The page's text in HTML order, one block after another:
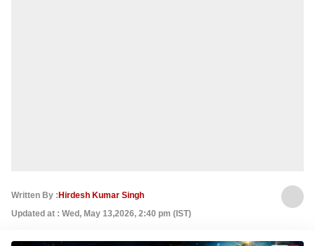
Written By :Hirdesh Kumar Singh
Updated at : Wed, May 13,2026, 2:40 pm (IST)